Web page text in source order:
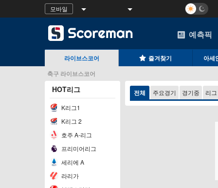
모바일
예측픽
라이브스코어 즐겨찾기
아세
축구 라이브스코어
HOT리그
K리그1
K리그 2
호주 A-리그
프리미어리그
세리에 A
라리가
전체 주요경기 경기중 리그